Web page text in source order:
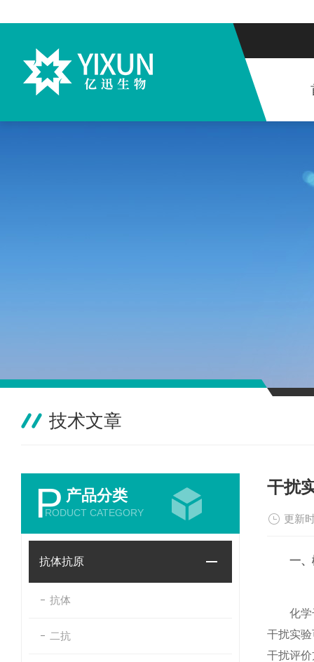
技术文章
P 产品分类
RODUCT CATEGORY
抗体抗原
抗体
二抗
干扰
更新
一
化学干
干扰实
干扰评